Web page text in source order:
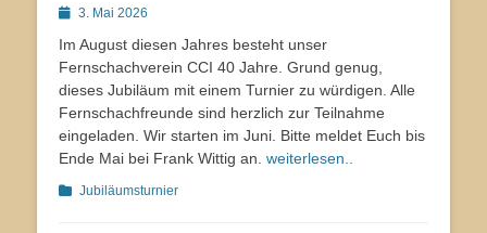
Veröffentlicht
3. Mai 2026
Im August diesen Jahres besteht unser
Fernschachverein CCI 40 Jahre. Grund genug,
dieses Jubiläum mit einem Turnier zu würdigen. Alle
Fernschachfreunde sind herzlich zur Teilnahme
eingeladen. Wir starten im Juni. Bitte meldet Euch bis
Ende Mai bei Frank Wittig an. weiterlesen..
Kategorien
Jubiläumsturnier